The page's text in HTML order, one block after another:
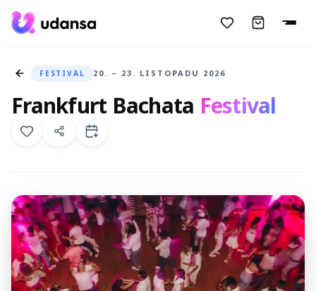
accessibility.skipToMainContent
FESTIVAL 20. – 23. LISTOPADU 2026
Frankfurt Bachata Festival